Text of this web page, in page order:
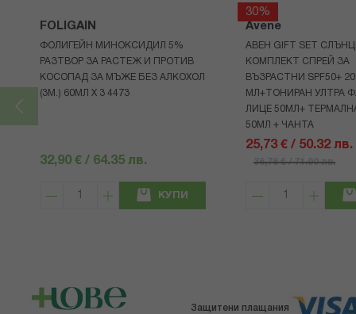
FOLIGAIN
ФОЛИГЕЙН МИНОКСИДИЛ 5%
РАЗТВОР ЗА РАСТЕЖ И ПРОТИВ
КОСОПАД ЗА МЪЖЕ БЕЗ АЛКОХОЛ
(3М.) 60МЛ X 3 4473
32,90 € / 64.35 лв.
КУПИ
30%
Avene
АВЕН GIFT SET
КОМПЛЕКТ СПРЕЙ ЗА
ВЪЗРАСТНИ SPF50+
МЛ+ТОНИРАН УЛТРА
ЛИЦЕ 50МЛ+
50МЛ + ЧАНТА
25,73 € / 50.32 лв.
36,76 € / 71.90 лв.
Защитени плащания